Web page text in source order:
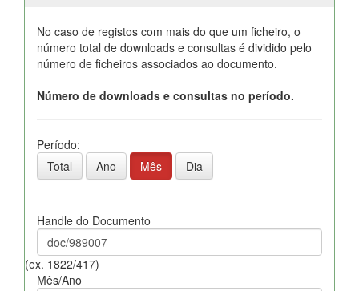
No caso de registos com mais do que um ficheiro, o
número total de downloads e consultas é dividido pelo
número de ficheiros associados ao documento.
Número de downloads e consultas no período.
Período:
Total
Ano Mês Dia
Handle do Documento
(ex. 1822/417)
Mês/Ano